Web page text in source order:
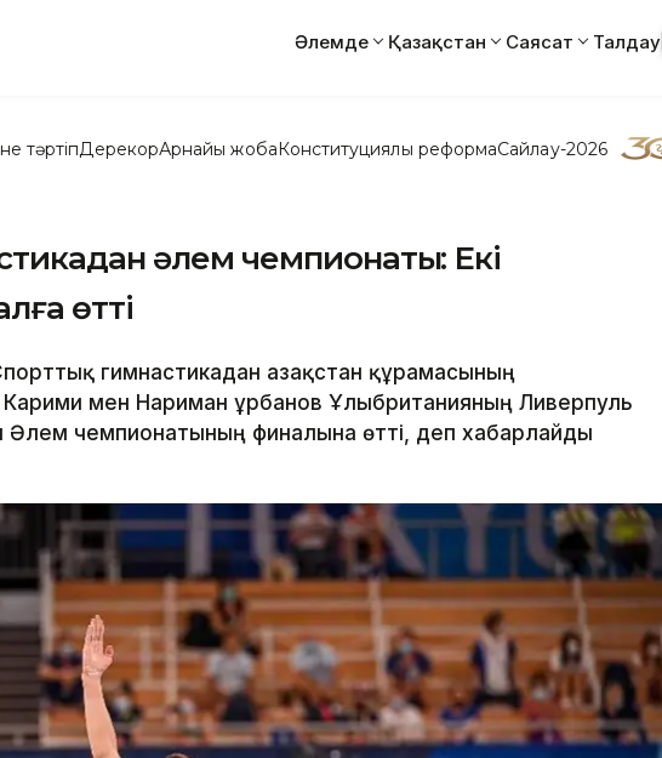
Әлемде Қазақстан Саясат Талдау
тәртіпДерекқорАрнайы жобаКонституциялық реформаСайлау-2026
әлем чемпионаты: Екі
өтті
гимнастикадан Қазақстан құрамасының
мен Нариман Құрбанов Ұлыбританияның Ливерпуль
Әлем чемпионатының финалына өтті, деп хабарлайды